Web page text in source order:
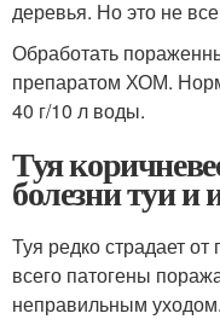
деревья. Но это не
Обработать
препаратом ХОМ.
40 г/10 л воды.
Туя
болезни туи и
Туя редко страдает
всего патогены
неправильным уходом.